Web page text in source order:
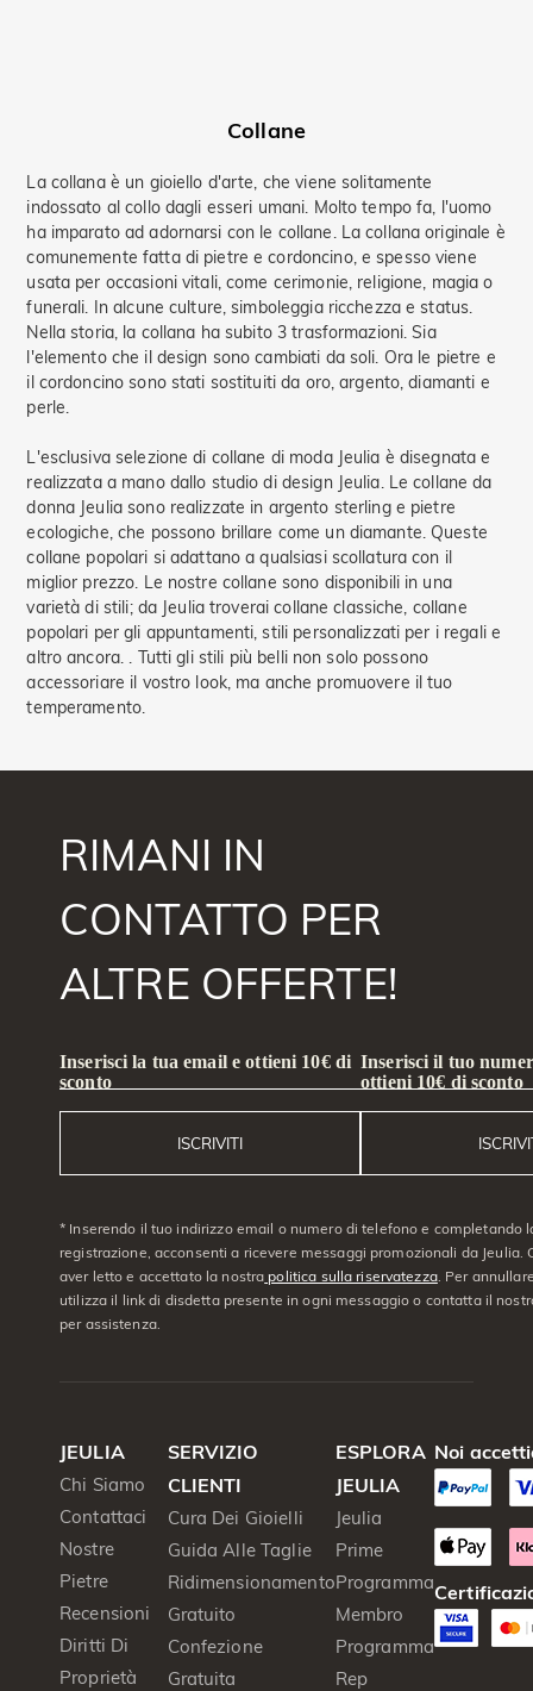
Collane
La collana è un gioiello d'arte, che viene solitamente
indossato al collo dagli esseri umani. Molto tempo fa, l'uomo
ha imparato ad adornarsi con le collane. La collana originale è
comunemente fatta di pietre e cordoncino, e spesso viene
usata per occasioni vitali, come cerimonie, religione, magia o
funerali. In alcune culture, simboleggia ricchezza e status.
Nella storia, la collana ha subito 3 trasformazioni. Sia
l'elemento che il design sono cambiati da soli. Ora le pietre e
il cordoncino sono stati sostituiti da oro, argento, diamanti e
perle.
L'esclusiva selezione di collane di moda Jeulia è disegnata e
realizzata a mano dallo studio di design Jeulia. Le collane da
donna Jeulia sono realizzate in argento sterling e pietre
ecologiche, che possono brillare come un diamante. Queste
collane popolari si adattano a qualsiasi scollatura con il
miglior prezzo. Le nostre collane sono disponibili in una
varietà di stili; da Jeulia troverai collane classiche, collane
popolari per gli appuntamenti, stili personalizzati per i regali e
altro ancora. . Tutti gli stili più belli non solo possono
accessoriare il vostro look, ma anche promuovere il tuo
temperamento.
RIMANI IN
CONTATTO PER
ALTRE OFFERTE!
Inserisci la tua email e ottieni 10€ di
sconto
ISCRIVITI
Inserisci il tuo
ottieni 10€ di sconto
* Inserendo il tuo indirizzo email o numero di telefono e completando
registrazione, acconsenti a ricevere messaggi promozionali da Jeulia.
aver letto e accettato la nostra politica sulla riservatezza. Per
utilizza il link di disdetta presente in ogni messaggio o contatta il
per assistenza.
JEULIA
Chi Siamo
Contattaci
Nostre
Pietre
Recensioni
Diritti Di
Proprietà
SERVIZIO
CLIENTI
Cura Dei Gioielli
Guida Alle Taglie
Ridimensionamento
Gratuito
Confezione
Gratuita
ESPLORA
JEULIA
Jeulia
Prime
Programma
Membro
Programma
Rep
Noi